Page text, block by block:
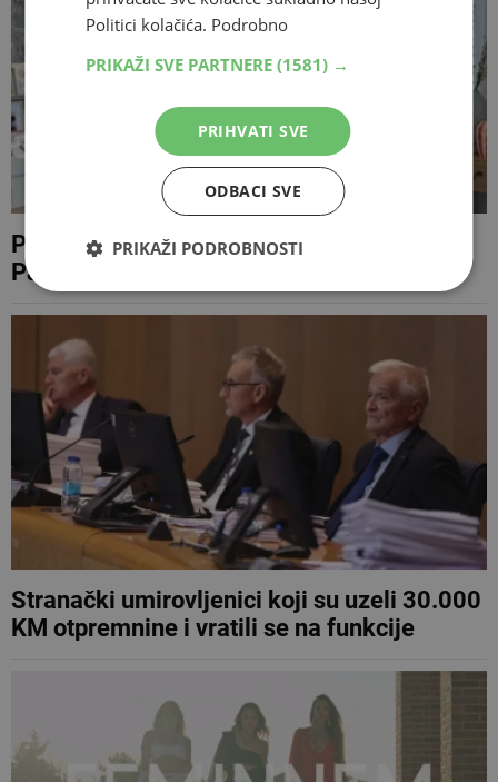
Pogledajte impresivnu 'Lego sobu' i stan
Pamele Ramljak
Stranački umirovljenici koji su uzeli 30.000
KM otpremnine i vratili se na funkcije
Politici kolačića. Podrobno
PRIKAŽI SVE PARTNERE (1581) →
PRIHVATI SVE
ODBACI SVE
PRIKAŽI PODROBNOSTI